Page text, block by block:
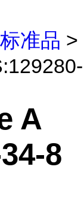
标准品 >
A
8